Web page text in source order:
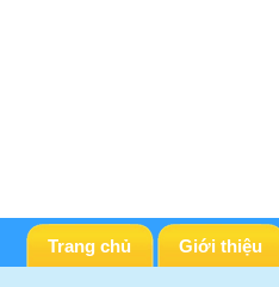
Trang chủ Giới thiệu